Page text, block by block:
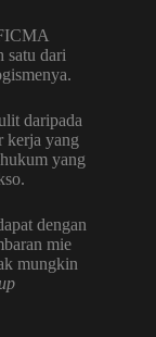
satu dari
daripada
kerja yang
yang
dengan
mie
mungkin